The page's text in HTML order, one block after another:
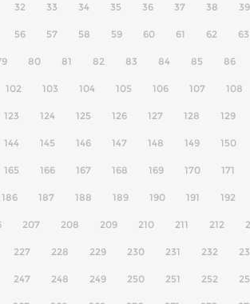
32 33 34 35 36 37 38 39
56 57 58 59 60 61 62 63
80 81 82 83 84 85 86
102 103 104 105 106 107 108
123 124 125 126 127 128 129
144 145 146 147 148 149 150
165 166 167 168 169 170 171
186 187 188 189 190 191 192
207 208 209 210 211 212
227 228 229 230 231 232
247 248 249 250 251 252